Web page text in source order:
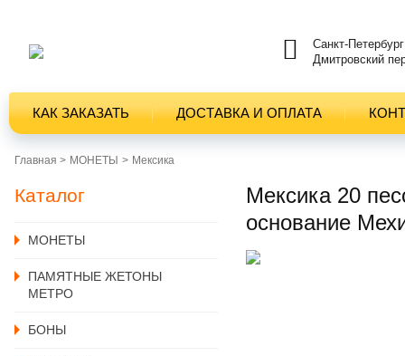
Санкт-Петербург
Дмитровский
КАК ЗАКАЗАТЬ ДОСТАВКА И ОПЛАТА
Главная > MОНЕТЫ Мексика
Каталог
MОНЕТЫ
ПАМЯТНЫЕ ЖЕТОНЫ
МЕТРО
БОНЫ
Мексика 20
основание